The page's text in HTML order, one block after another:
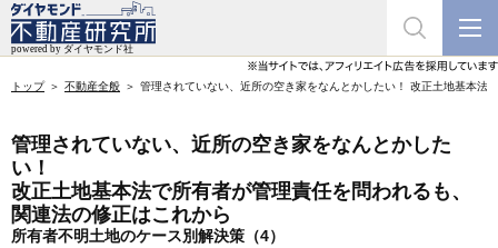
トップ 不動産全般 管理されていない、近所の空き家をなんとかしたい！ 改正土地基本
管理されていない、近所の空き家をなんとかした
い！
改正土地基本法で所有者が管理責任を問われるも、
関連法の修正はこれから
所有者不明土地のケース別解決策（4）